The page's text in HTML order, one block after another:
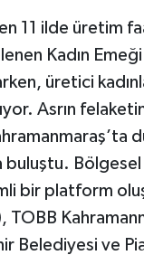
11 ilde üretim
Kadın
üretici
Asrın
Bölgesel
bir platform
TOBB
Belediyesi ve